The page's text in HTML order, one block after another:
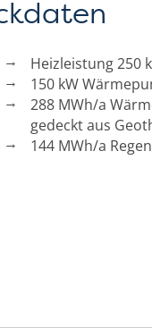
Heizleistung 250
150 kW
288 MWh/a
gedeckt aus
144 MWh/a